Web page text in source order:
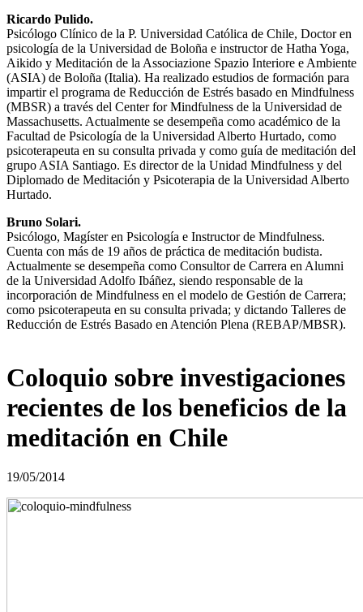
Ricardo Pulido.
Psicólogo Clínico de la P. Universidad Católica de Chile, Doctor en
psicología de la Universidad de Boloña e instructor de Hatha Yoga,
Aikido y Meditación de la Associazione Spazio Interiore e Ambiente
(ASIA) de Boloña (Italia). Ha realizado estudios de formación para
impartir el programa de Reducción de Estrés basado en Mindfulness
(MBSR) a través del Center for Mindfulness de la Universidad de
Massachusetts. Actualmente se desempeña como académico de la
Facultad de Psicología de la Universidad Alberto Hurtado, como
psicoterapeuta en su consulta privada y como guía de meditación del
grupo ASIA Santiago. Es director de la Unidad Mindfulness y del
Diplomado de Meditación y Psicoterapia de la Universidad Alberto
Hurtado.
Bruno Solari.
Psicólogo, Magíster en Psicología e Instructor de Mindfulness.
Cuenta con más de 19 años de práctica de meditación budista.
Actualmente se desempeña como Consultor de Carrera en Alumni
de la Universidad Adolfo Ibáñez, siendo responsable de la
incorporación de Mindfulness en el modelo de Gestión de Carrera;
como psicoterapeuta en su consulta privada; y dictando Talleres de
Reducción de Estrés Basado en Atención Plena (REBAP/MBSR).
Coloquio sobre investigaciones
recientes de los beneficios de la
meditación en Chile
19/05/2014